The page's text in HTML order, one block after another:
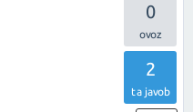
0
2
ta javob